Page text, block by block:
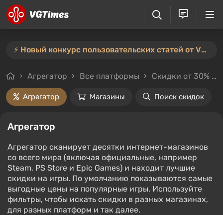
⚡️ Новый конкурс пользовательских статей от VGTimes — участвуйте тут ⚡️
Агрегатор Все платформы Скидки от 30%
Агрегатор Магазины Поиск скидок
Агрегатор
Агрегатор сканирует десятки интернет-магазинов
со всего мира (включая официальные, например
Steam, PS Store и Epic Games) и находит лучшие
скидки на игры. По умолчанию показываются самые
выгодные цены на популярные игры. Используйте
фильтры, чтобы искать скидки в разных магазинах,
для разных платформ и так далее.